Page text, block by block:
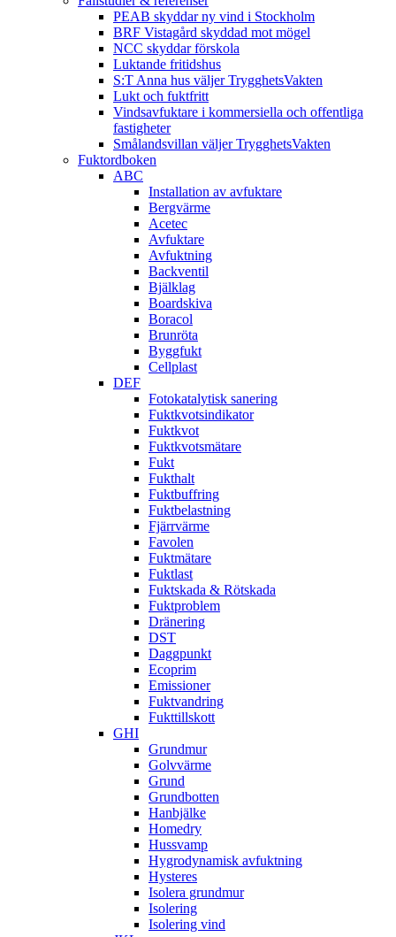
PEAB skyddar ny vind i Stockholm
BRF Vistagård skyddad mot mögel
NCC skyddar förskola
Luktande fritidshus
S:T Anna hus väljer TrygghetsVakten
Lukt och fuktfritt
Vindsavfuktare i kommersiella och offentliga
fastigheter
Smålandsvillan väljer TrygghetsVakten
Fuktordboken
ABC
Installation av avfuktare
Bergvärme
Acetec
Avfuktare
Avfuktning
Backventil
Bjälklag
Boardskiva
Boracol
Brunröta
Byggfukt
Cellplast
DEF
Fotokatalytisk sanering
Fuktkvotsindikator
Fuktkvot
Fuktkvotsmätare
Fukt
Fukthalt
Fuktbuffring
Fuktbelastning
Fjärrvärme
Favolen
Fuktmätare
Fuktlast
Fuktskada & Rötskada
Fuktproblem
Dränering
DST
Daggpunkt
Ecoprim
Emissioner
Fuktvandring
Fukttillskott
GHI
Grundmur
Golvvärme
Grund
Grundbotten
Hanbjälke
Homedry
Hussvamp
Hygrodynamisk avfuktning
Hysteres
Isolera grundmur
Isolering
Isolering vind